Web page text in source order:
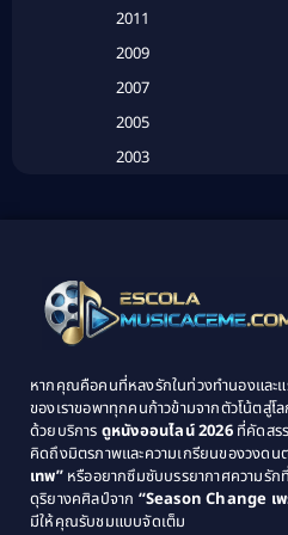
Classic หนังคลา
Classic หนังคลา
Comedy ตลก
Comedy ตลก
2011
2009
2007
2005
2003
1995
1993
1989
1987
1985
1983
หากคุณคือคนที่หลงรักในท่วงทำนองและแ
ของเราขอพาทุกคนก้าวข้ามจากตัวโน้ตสู่
ด้วยบริการ ดูหนังออนไลน์ 2026ที่คัดสร
คิดถึงมิตรภาพและความเกรียนของวงดน
เทพ”หรืออยากซึมซับบรรยากาศความรั
ดุริยางคศิลป์จาก “Season Change เ
มีให้คุณรับชมแบบจัดเต็ม